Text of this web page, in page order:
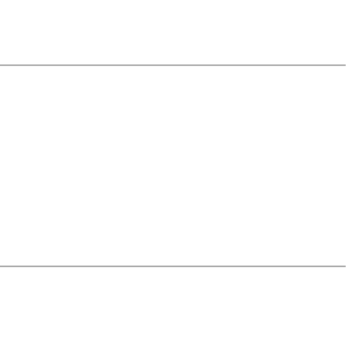
(also on mistakes) and further explanations.
(initial position - final position).